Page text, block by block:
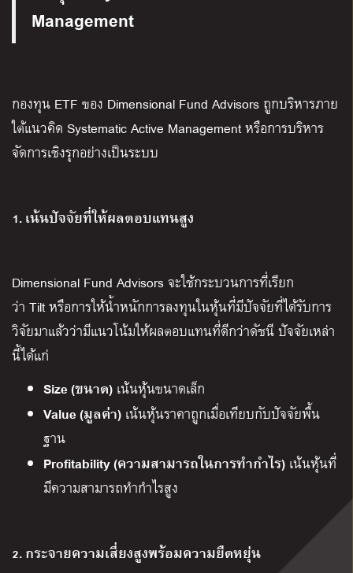
Management
กองทุน ETF ของ Dimensional Fund Advisors ถูกบริหารภาย
ใต้แนวคิด Systematic Active Management หรือการบริหาร
จัดการเชิงรุกอย่างเป็นระบบ
1. เน้นปัจจัยที่ให้ผลตอบแทนสูง
Dimensional Fund Advisors จะใช้กระบวนการที่เรียก
ว่า Tilt หรือการให้น้ำหนักการลงทุนในหุ้นที่มีปัจจัยที่ได้รับการ
วิจัยมาแล้วว่ามีแนวโน้มให้ผลตอบแทนที่ดีกว่าดัชนี ปัจจัยเหล่า
นี้ได้แก่
Size (ขนาด) เน้นหุ้นขนาดเล็ก
Value (มูลค่า) เน้นหุ้นราคาถูกเมื่อเทียบกับปัจจัยพื้น
ฐาน
Profitability (ความสามารถในการทำกำไร) เน้นหุ้นที่
มีความสามารถทำกำไรสูง
2. กระจายความเสี่ยงสูงพร้อมความยืดหยุ่น